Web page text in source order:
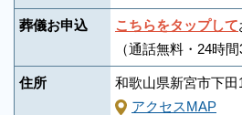
葬儀お申込 こちらをタップして
（通話無料・24時間
住所
和歌山県新宮市下田
アクセスMAP